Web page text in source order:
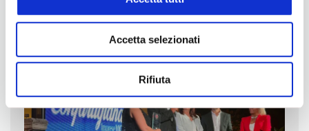
Accetta selezionati
Rifiuta
Settore Orafo: Gruppo di Lavoro Tecnico